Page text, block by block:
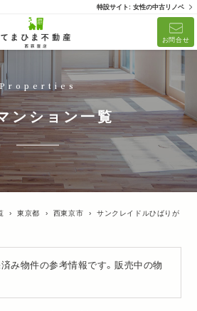
特設サイト: 女性の中古リノベ
お問合せ
ンション一覧
› 東京都 › 西東京市 ›
サンクレイドルひばりが
み物件の参考情報です。販売中の物